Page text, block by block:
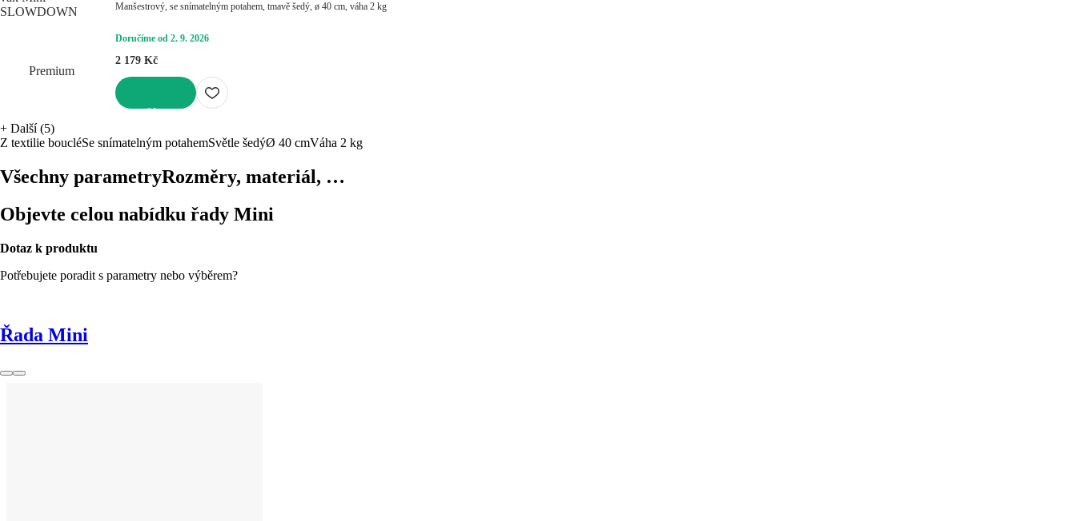
Premium
Manšestrový, se snímatelným potahem, tmavě šedý, ø 40 cm, váha 2 kg
Doručíme od 2. 9. 2026
2 179 Kč
+ Další (5)
Z textilie boucléSe snímatelným potahemSvětle šedýØ 40 cmVáha 2 kg
Všechny parametryRozměry, materiál, …
Objevte celou nabídku řady Mini
Dotaz k produktu
Potřebujete poradit s parametry nebo výběrem?
Řada Mini